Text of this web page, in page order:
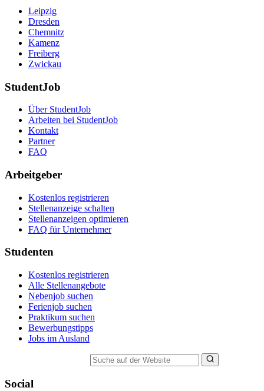
Leipzig
Dresden
Chemnitz
Kamenz
Freiberg
Zwickau
StudentJob
Über StudentJob
Arbeiten bei StudentJob
Kontakt
Partner
FAQ
Arbeitgeber
Kostenlos registrieren
Stellenanzeige schalten
Stellenanzeigen optimieren
FAQ für Unternehmer
Studenten
Kostenlos registrieren
Alle Stellenangebote
Nebenjob suchen
Ferienjob suchen
Praktikum suchen
Bewerbungstipps
Jobs im Ausland
Social